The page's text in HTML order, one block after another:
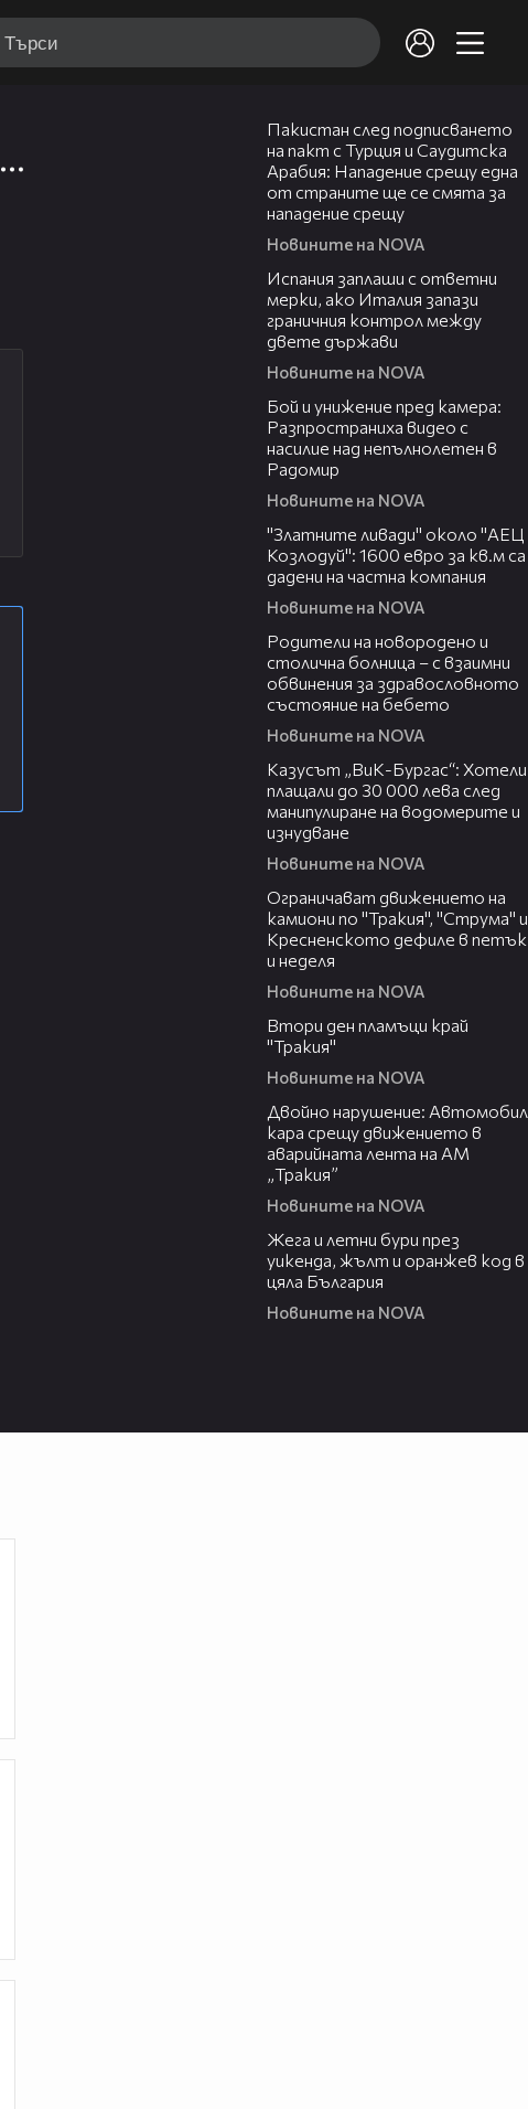
Пакистан след подписването
на пакт с Турция и Саудитска
Арабия: Нападение срещу една
от страните ще се смята за
нападение срещу
Новините на NOVA
Испания заплаши с ответни
мерки, ако Италия запази
граничния контрол между
двете държави
Новините на NOVA
Бой и унижение пред камера:
Разпространиха видео с
насилие над непълнолетен в
Радомир
Новините на NOVA
"Златните ливади" около "АЕЦ
Козлодуй": 1600 евро за кв.м са
дадени на частна компания
Новините на NOVA
Родители на новородено и
столична болница – с взаимни
обвинения за здравословното
състояние на бебето
Новините на NOVA
Казусът „ВиК-Бургас“: Хотели
плащали до 30 000 лева след
манипулиране на водомерите и
изнудване
Новините на NOVA
Ограничават движението на
камиони по "Тракия", "Струма" и
Кресненското дефиле в петък
и неделя
Новините на NOVA
Втори ден пламъци край
"Тракия"
Новините на NOVA
Двойно нарушение: Автомобил
кара срещу движението в
аварийната лента на АМ
„Тракия”
Новините на NOVA
Жега и летни бури през
уикенда, жълт и оранжев код в
цяла България
Новините на NOVA